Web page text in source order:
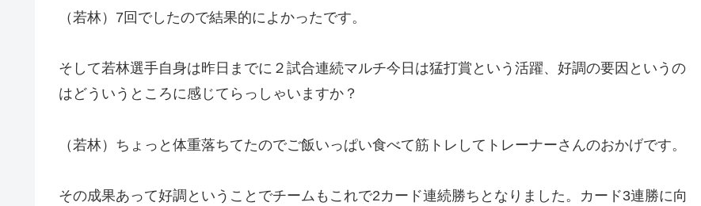
（若林）7回でしたので結果的によかったです。
そして若林選手自身は昨日までに２試合連続マルチ今日は猛打賞という活躍、好調の要因というの
はどういうところに感じてらっしゃいますか？
（若林）ちょっと体重落ちてたのでご飯いっぱい食べて筋トレしてトレーナーさんのおかげです。
その成果あって好調ということでチームもこれで2カード連続勝ちとなりました。カード3連勝に向